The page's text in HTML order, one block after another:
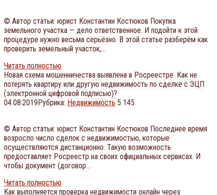
© Автор статьи: юрист Константин Костюков Покупка
земельного участка — дело ответственное. И подойти к этой
процедуре нужно весьма серьёзно. В этой статье разберём как
проверить земельный участок,…
Читать полностью
Новая схема мошенничества выявлена в Росреестре. Как не
потерять квартиру или другую недвижимость по сделке с ЭЦП
(электронной цифровой подписью)?
04.08.2019Рубрика: Недвижимость 5 145
© Автор статьи: юрист Константин Костюков Последнее время
возросло число сделок с недвижимостью, которые
осуществляются дистанционно. Такую возможность
предоставляет Росреестр на своих официальных сервисах. И
чтобы документ (договор…
Читать полностью
Как выполняется проверка недвижимости онлайн через